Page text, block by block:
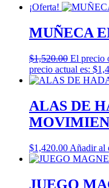
¡Oferta!
MUÑECA
$1,520.00 El precio
precio actual es:
ALAS DE
$1,420.00 Añadir al
JUEGO